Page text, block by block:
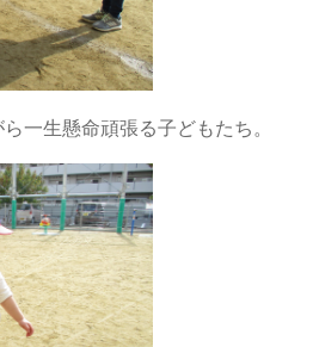
一生懸命頑張る子どもたち。